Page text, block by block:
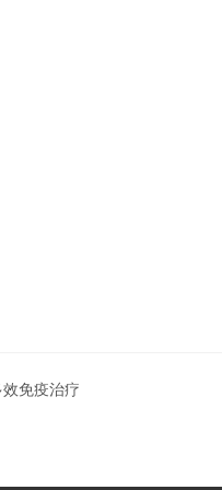
免疫治疗